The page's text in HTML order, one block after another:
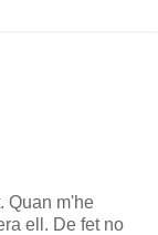
Quan m'he
ell. De fet no